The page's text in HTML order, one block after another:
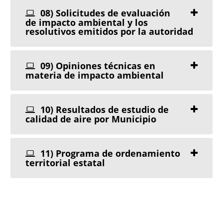
08) Solicitudes de evaluación
de impacto ambiental y los
resolutivos emitidos por la autoridad
09) Opiniones técnicas en
materia de impacto ambiental
10) Resultados de estudio de
calidad de aire por Municipio
11) Programa de ordenamiento
territorial estatal